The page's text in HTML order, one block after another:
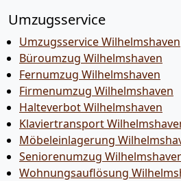
Umzugsservice
Umzugsservice Wilhelmshaven
Büroumzug Wilhelmshaven
Fernumzug Wilhelmshaven
Firmenumzug Wilhelmshaven
Halteverbot Wilhelmshaven
Klaviertransport
Möbeleinlagerung
Seniorenumzug
Wohnungsauflösung